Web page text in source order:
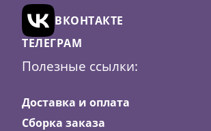
ВКОНТАКТЕ
ТЕЛЕГРАМ
Полезные ссылки:
Доставка и оплата
Сборка заказа